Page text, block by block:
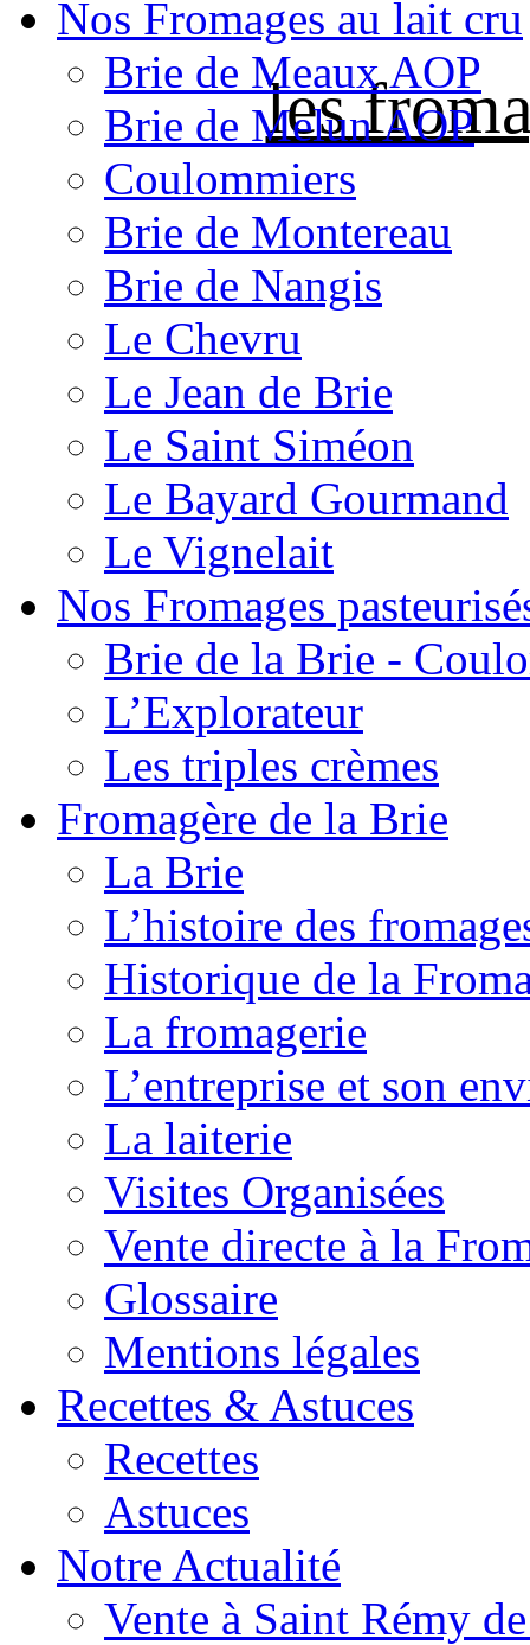
les
Nos Fromages au lait cru
Brie de Meaux AOP
Brie de Melun AOP
Coulommiers
Brie de Montereau
Brie de Nangis
Le Chevru
Le Jean de Brie
Le Saint Siméon
Le Bayard Gourmand
Le Vignelait
Nos Fromages
Brie de la Brie -
L’Explorateur
Les triples crèmes
Fromagère de la Brie
La Brie
L’histoire des
Historique de la
La fromagerie
L’entreprise et son
La laiterie
Visites Organisées
Vente directe à la
Glossaire
Mentions légales
Recettes & Astuces
Recettes
Astuces
Notre Actualité
Vente à Saint Rémy